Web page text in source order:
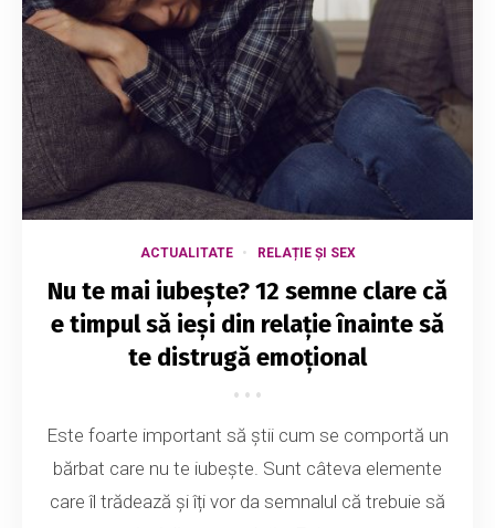
ACTUALITATE RELAȚIE ȘI SEX
Nu te mai iubește? 12 semne clare că
e timpul să ieși din relație înainte să
te distrugă emoțional
Este foarte important să știi cum se comportă un
bărbat care nu te iubește. Sunt câteva elemente
care îl trădează și îți vor da semnalul că trebuie să